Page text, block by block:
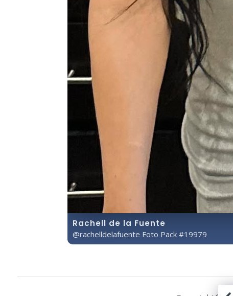
Rachell de la Fuente
@rachelldelafuente Foto Pack #19979